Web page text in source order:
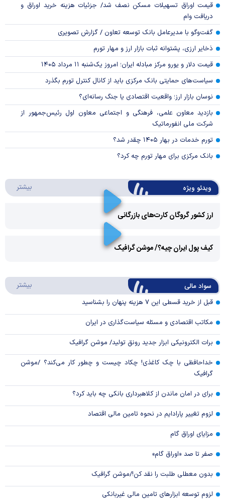
قیمت اوراق تسهیلات مسکن نصف شد/ جزئیات هزینه خرید اوراق و
دریافت وام
گفت‌وگو با مدیرعامل بانک توسعه تعاون / گزارش تصویری
ذخایر ارزی، پشتوانه ثبات بازار ارز و مهار تورم
قیمت دلار و یورو مرکز مبادله ایران؛ امروز یک‌شنبه ۱۱ مرداد ۱۴۰۵
سیاست‌های حمایتی بانک مرکزی باید از کانال کنترل تورم بگذرد
نوسان بازار ارز؛ واقعیت اقتصادی یا جنگ رسانه‌ای؟
بازدید معاون علمی، فرهنگی و اجتماعی معاون اول رئیس‌جمهور از
شرکت ملی انفورماتیک
تورم خدمات در بهار ۱۴۰۵ چقدر شد؟
بانک مرکزی برای مهار تورم چه کرد؟
ویدئو ویژه بیشتر
ارز کشور گروگان کارت‌های بازرگانی
Video
کیف پول ایران چیه؟/ موشن گرافیک
سواد مالی بیشتر
قبل از خرید قسطی این ۷ هزینه پنهان را بشناسید
مکاتب اقتصادی و مسئله سیاست‌گذاری در ایران
برات الکترونیکی ابزار جدید رونق تولید/ موشن گرافیک
خداحافظی با چک کاغذی! چکاد چیست و چطور کار می‌کند؟ /موشن
گرافیک
برای در امان ماندن از کلاهبرداری بانکی چه باید کرد؟
لزوم تغییر پارادایم در نحوه تامین مالی اقتصاد
مزایای اوراق گام
صفر تا صد «اوراق گام»
بدون معطلی طلبت را نقد کن!/موشن گرافیک
لزوم توسعه ابزارهای تامین مالی غیربانکی